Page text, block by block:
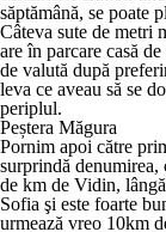
săptămână, se poate
Câteva sute de metri
are în parcare casă
de valută după
leva ce aveau să se
periplul.
Peștera Măgura
Pornim apoi către
surprindă denumirea,
de km de Vidin,
Sofia şi este foarte
urmează vreo 10km